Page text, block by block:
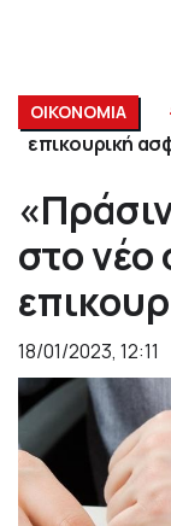
ΟΙΚΟΝΟΜΙΑ
επικουρική
στο
18/01/2023, 12:11